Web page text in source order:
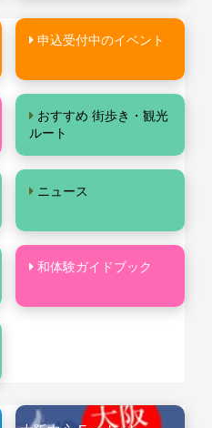
申込受付中のイベント
おすすめ 街歩き・観光
ルート
ニュース
和体験ガイドブック